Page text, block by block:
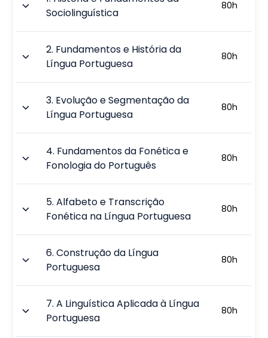
Sociolinguística
80h
2. Fundamentos e História da
Língua Portuguesa
80h
3. Evolução e Segmentação da
Língua Portuguesa
80h
4. Fundamentos da Fonética e
Fonologia do Português
80h
5.Alfabeto e Transcrição
Fonética na Língua Portuguesa
80h
6.Construção da Língua
Portuguesa
80h
7.A Linguística Aplicada à Língua
Portuguesa
80h